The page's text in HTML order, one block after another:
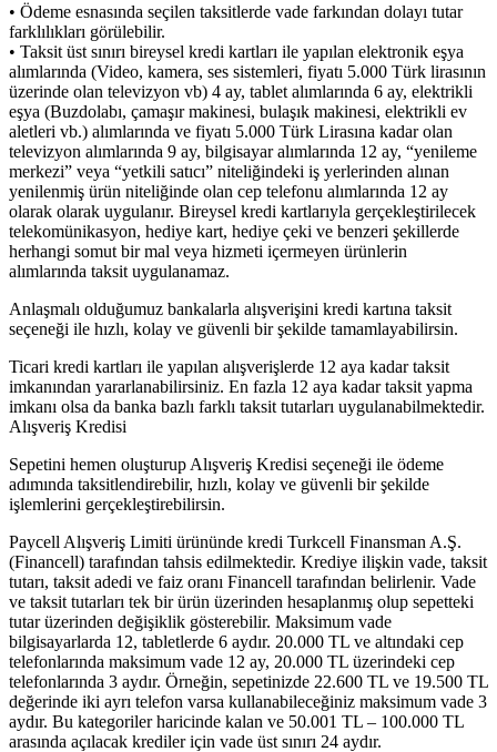
• Ödeme esnasında seçilen taksitlerde vade farkından dolayı tutar
farklılıkları görülebilir.
• Taksit üst sınırı bireysel kredi kartları ile yapılan elektronik eşya
alımlarında (Video, kamera, ses sistemleri, fiyatı 5.000 Türk lirasının
üzerinde olan televizyon vb) 4 ay, tablet alımlarında 6 ay, elektrikli
eşya (Buzdolabı, çamaşır makinesi, bulaşık makinesi, elektrikli ev
aletleri vb.) alımlarında ve fiyatı 5.000 Türk Lirasına kadar olan
televizyon alımlarında 9 ay, bilgisayar alımlarında 12 ay, “yenileme
merkezi” veya “yetkili satıcı” niteliğindeki iş yerlerinden alınan
yenilenmiş ürün niteliğinde olan cep telefonu alımlarında 12 ay
olarak olarak uygulanır. Bireysel kredi kartlarıyla gerçekleştirilecek
telekomünikasyon, hediye kart, hediye çeki ve benzeri şekillerde
herhangi somut bir mal veya hizmeti içermeyen ürünlerin
alımlarında taksit uygulanamaz.
Anlaşmalı olduğumuz bankalarla alışverişini kredi kartına taksit
seçeneği ile hızlı, kolay ve güvenli bir şekilde tamamlayabilirsin.
Ticari kredi kartları ile yapılan alışverişlerde 12 aya kadar taksit
imkanından yararlanabilirsiniz. En fazla 12 aya kadar taksit yapma
imkanı olsa da banka bazlı farklı taksit tutarları uygulanabilmektedir.
Alışveriş Kredisi
Sepetini hemen oluşturup Alışveriş Kredisi seçeneği ile ödeme
adımında taksitlendirebilir, hızlı, kolay ve güvenli bir şekilde
işlemlerini gerçekleştirebilirsin.
Paycell Alışveriş Limiti ürününde kredi Turkcell Finansman A.Ş.
(Financell) tarafından tahsis edilmektedir. Krediye ilişkin vade, taksit
tutarı, taksit adedi ve faiz oranı Financell tarafından belirlenir. Vade
ve taksit tutarları tek bir ürün üzerinden hesaplanmış olup sepetteki
tutar üzerinden değişiklik gösterebilir. Maksimum vade
bilgisayarlarda 12, tabletlerde 6 aydır. 20.000 TL ve altındaki cep
telefonlarında maksimum vade 12 ay, 20.000 TL üzerindeki cep
telefonlarında 3 aydır. Örneğin, sepetinizde 22.600 TL ve 19.500 TL
değerinde iki ayrı telefon varsa kullanabileceğiniz maksimum vade 3
aydır. Bu kategoriler haricinde kalan ve 50.001 TL – 100.000 TL
arasında açılacak krediler için vade üst sınırı 24 aydır.